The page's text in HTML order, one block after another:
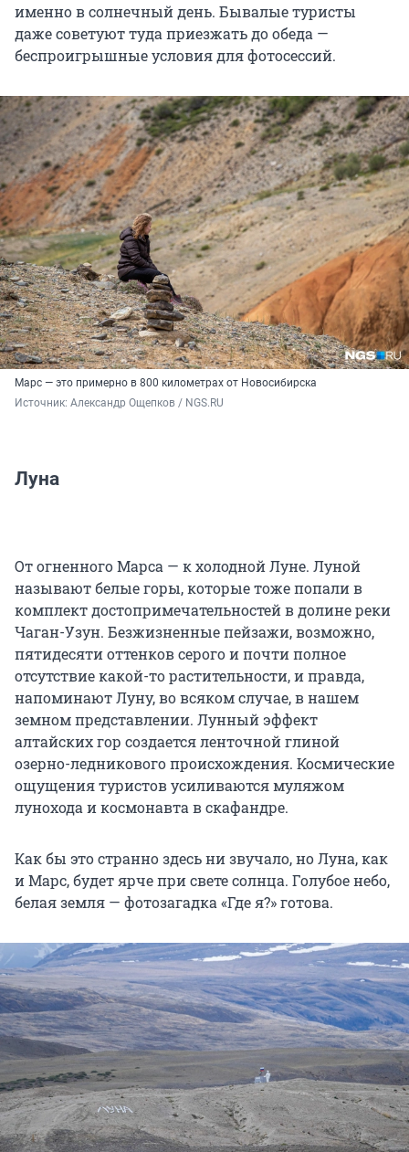
именно в солнечный день. Бывалые туристы
даже советуют туда приезжать до обеда —
беспроигрышные условия для фотосессий.
Марс — это примерно в 800 километрах от Новосибирска
Источник: Александр Ощепков / NGS.RU
Луна
От огненного Марса — к холодной Луне. Луной
называют белые горы, которые тоже попали в
комплект достопримечательностей в долине реки
Чаган-Узун. Безжизненные пейзажи, возможно,
пятидесяти оттенков серого и почти полное
отсутствие какой-то растительности, и правда,
напоминают Луну, во всяком случае, в нашем
земном представлении. Лунный эффект
алтайских гор создается ленточной глиной
озерно-ледникового происхождения. Космические
ощущения туристов усиливаются муляжом
лунохода и космонавта в скафандре.
Как бы это странно здесь ни звучало, но Луна, как
и Марс, будет ярче при свете солнца. Голубое небо,
белая земля — фотозагадка «Где я?» готова.